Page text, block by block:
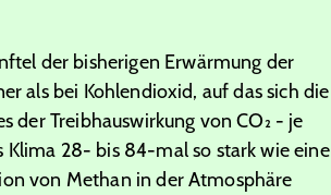
der bisherigen Erwärmung der
als bei Kohlendioxid, auf das sich die
Treibhauswirkung von CO₂ - je
28- bis 84-mal so stark wie eine
von Methan in der Atmosphäre